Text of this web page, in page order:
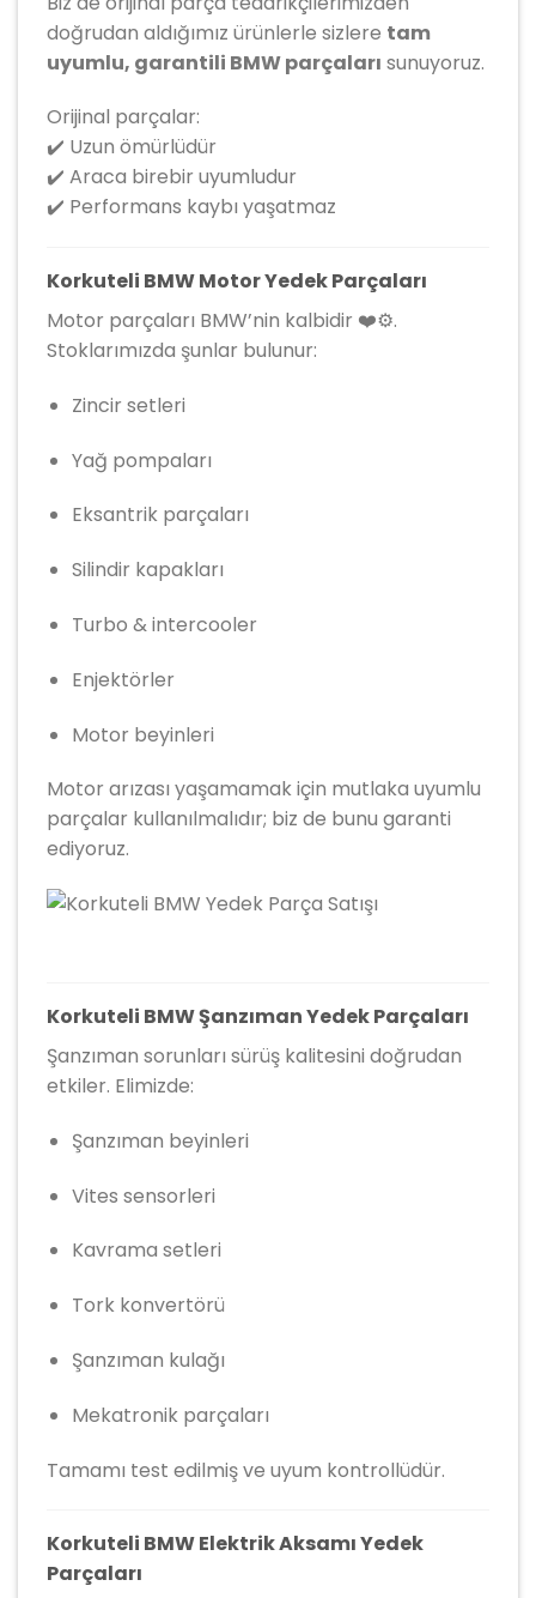
doğrudan aldığımız ürünlerle sizlere tam
uyumlu, garantili BMW parçaları sunuyoruz.
Orijinal parçalar:
✔️ Uzun ömürlüdür
✔️ Araca birebir uyumludur
✔️ Performans kaybı yaşatmaz
Korkuteli BMW Motor Yedek Parçaları
Motor parçaları BMW’nin kalbidir ❤️⚙️.
Stoklarımızda şunlar bulunur:
Zincir setleri
Yağ pompaları
Eksantrik parçaları
Silindir kapakları
Turbo & intercooler
Enjektörler
Motor beyinleri
Motor arızası yaşamamak için mutlaka uyumlu
parçalar kullanılmalıdır; biz de bunu garanti
ediyoruz.
Korkuteli BMW Şanzıman Yedek Parçaları
Şanzıman sorunları sürüş kalitesini doğrudan
etkiler. Elimizde:
Şanzıman beyinleri
Vites sensorleri
Kavrama setleri
Tork konvertörü
Şanzıman kulağı
Mekatronik parçaları
Tamamı test edilmiş ve uyum kontrollüdür.
Korkuteli BMW Elektrik Aksamı Yedek
Parçaları